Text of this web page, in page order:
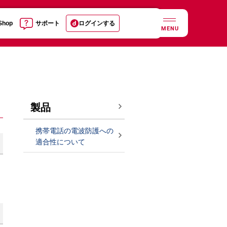
サポート ログインする
MENU
製品
携帯電話の電波防護への
適合性について